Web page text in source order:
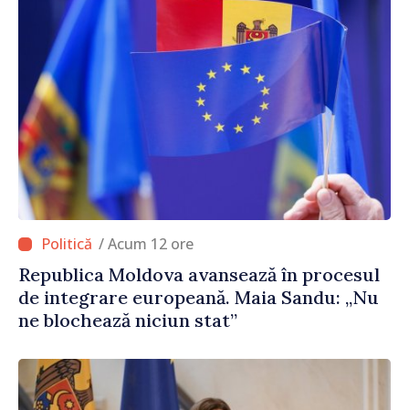
/ Acum 12 ore
Republica Moldova avansează în procesul
de integrare europeană. Maia Sandu: „Nu
ne blochează niciun stat”